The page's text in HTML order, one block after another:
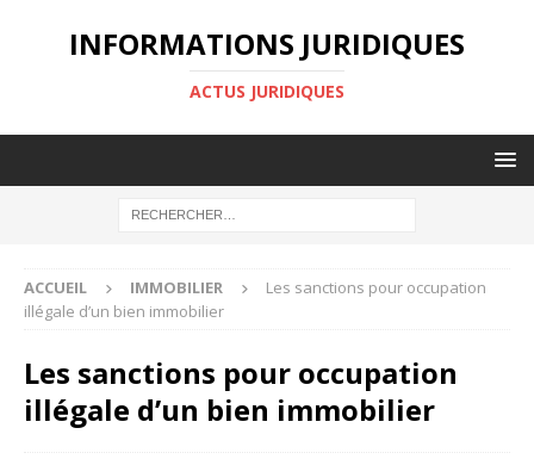
INFORMATIONS JURIDIQUES
ACTUS JURIDIQUES
ACCUEIL IMMOBILIER
Les sanctions pour occupation
illégale d’un bien immobilier
Les sanctions pour occupation
illégale d’un bien immobilier